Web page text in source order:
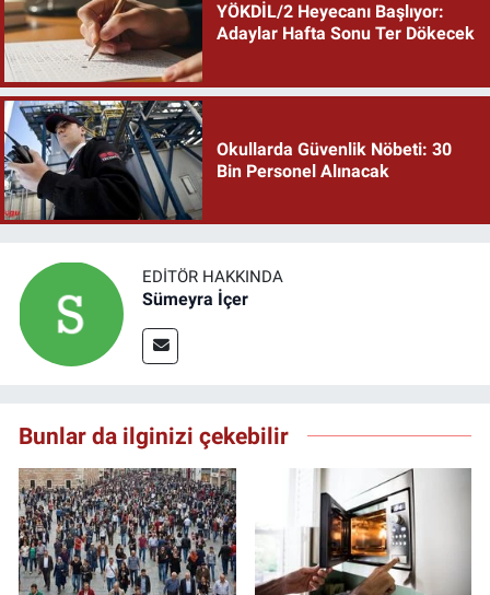
YÖKDİL/2 Heyecanı Başlıyor:
Adaylar Hafta Sonu Ter Dökecek
Okullarda Güvenlik Nöbeti: 30
Bin Personel Alınacak
EDITÖR HAKKINDA
Sümeyra İçer
Bunlar da ilginizi çekebilir